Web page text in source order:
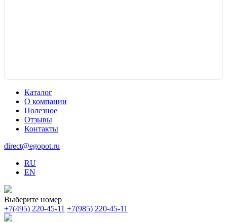
Каталог
О компании
Полезное
Отзывы
Контакты
direct@egopot.ru
RU
EN
Выберите номер
+7(495) 220-45-11 +7(985) 220-45-11